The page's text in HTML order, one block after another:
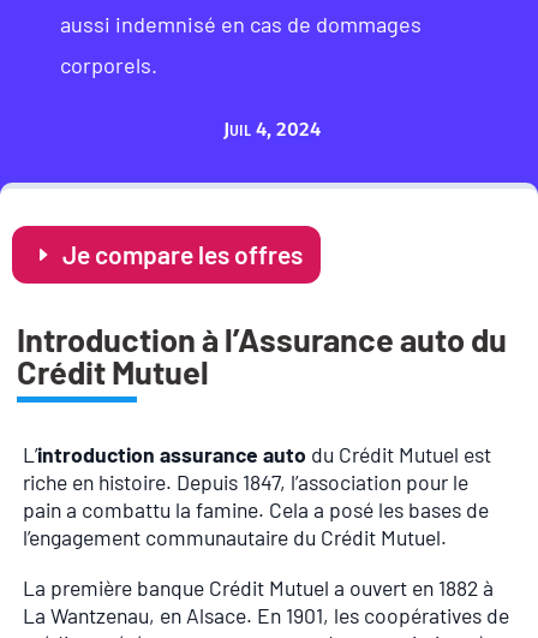
aussi indemnisé en cas de dommages
corporels.
Juil 4, 2024
Je compare les offres
Introduction à l’Assurance auto du
Crédit Mutuel
L’introduction assurance auto du Crédit Mutuel est
riche en histoire. Depuis 1847, l’association pour le
pain a combattu la famine. Cela a posé les bases de
l’engagement communautaire du Crédit Mutuel.
La première banque Crédit Mutuel a ouvert en 1882 à
La Wantzenau, en Alsace. En 1901, les coopératives de